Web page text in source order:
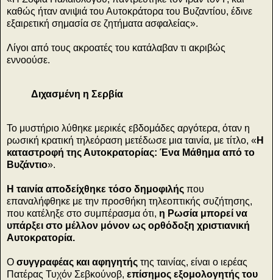
καθώς ήταν ανιψιά του Αυτοκράτορα του Βυζαντίου, έδινε
εξαιρετική σημασία σε ζητήματα ασφαλείας».
Λίγοι από τους ακροατές του κατάλαβαν τι ακριβώς
εννοούσε.
Διχασμένη η Σερβία
Το μυστήριο λύθηκε μερικές εβδομάδες αργότερα, όταν η
ρωσική κρατική τηλεόραση μετέδωσε μια ταινία, με τίτλο, «H
καταστροφή της Αυτοκρατορίας: Ένα Μάθημα από το
Βυζάντιο».
H ταινία αποδείχθηκε τόσο δημοφιλής που
επαναλήφθηκε με την προσθήκη τηλεοπτικής συζήτησης,
που κατέληξε στο συμπέρασμα ότι, η Ρωσία μπορεί να
υπάρξει στο μέλλον μόνον ως ορθόδοξη χριστιανική
Αυτοκρατορία.
Ο συγγραφέας και αφηγητής της ταινίας, είναι ο ιερέας
Πατέρας Τυχόν Σεβκούνοβ, επίσημος εξομολογητής του